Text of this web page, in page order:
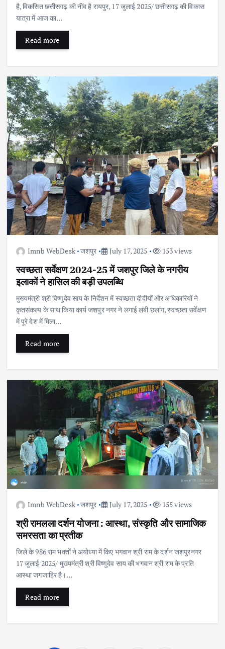
है, विकसित छत्तीसगढ़ की नींव है रायपुर, 17 जुलाई 2025/ छत्तीसगढ़ की विकास
यात्रा में आज का…
Read more
Imnb WebDesk जशपुर July 17, 2025 153 views
स्वच्छता सर्वेक्षण 2024-25 में जशपुर जिले के नगरीय
इलाकों ने हासिल की बड़ी उपलब्धि
मुख्यमंत्री श्री विष्णुदेव साय के निर्देशन में स्वच्छता दीदीयों और अधिकारियों ने
कृतसंकल्प के साथ किया कार्य जशपुर नगर ने लगाई लंबी छलांग, स्वच्छता सर्वेक्षण
में पूरे देश में मिला…
Read more
Imnb WebDesk जशपुर July 17, 2025 155 views
श्री रामलला दर्शन योजना : आस्था, संस्कृति और सामाजिक
समरसता का प्रतीक
जिले के 986 राम भक्तों ने अयोध्या में किए भगवान श्री राम के दर्शन जशपुरनगर
17 जुलाई 2025/ मुख्यमंत्री श्री विष्णुदेव साय की भगवान श्री राम के प्रति
आस्था जगजाहिर है।…
Read more